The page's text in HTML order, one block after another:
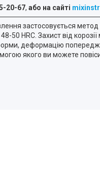
20-67, або на сайті
застосовується метод
50 HRC. Захист від
деформацію
якого ви можете